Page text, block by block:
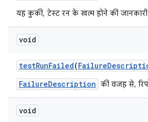
यह कुकी, टेस्ट रन के खत्म होने की जानकारी
void
testRunFailed(Failure
FailureDescription की वजह से,
void